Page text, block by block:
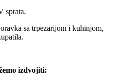
sprata.
sa trpezarijom i kuhinjom,
izdvojiti: